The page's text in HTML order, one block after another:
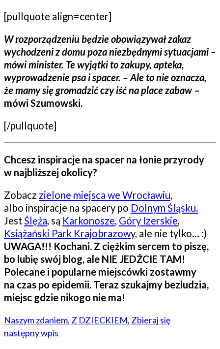
[pullquote align=center]
W rozporządzeniu będzie obowiązywał zakaz
wychodzeni z domu poza niezbędnymi sytuacjami –
mówi minister. Te wyjątki to zakupy, apteka,
wyprowadzenie psa i spacer. – Ale to nie oznacza,
że mamy się gromadzić czy iść na place zabaw–
mówi Szumowski.
[/pullquote]
Chcesz inspiracje na spacer na łonie przyrody
w najbliższej okolicy?
Zobacz zielone miejsca we Wrocławiu,
albo inspiracje na spacery po Dolnym Śląsku.
Jest Ślęża, są Karkonosze, Góry Izerskie,
Książański Park Krajobrazowy, ale nie tylko… :)
UWAGA!!! Kochani. Z ciężkim sercem to piszę,
bo lubię swój blog, ale NIE JEDŹCIE TAM!
Polecane i popularne miejscówki zostawmy
na czas po epidemii. Teraz szukajmy bezludzia,
miejsc gdzie nikogo nie ma!
Naszym zdaniem, Z DZIECKIEM, Zbieraj się
następny wpis